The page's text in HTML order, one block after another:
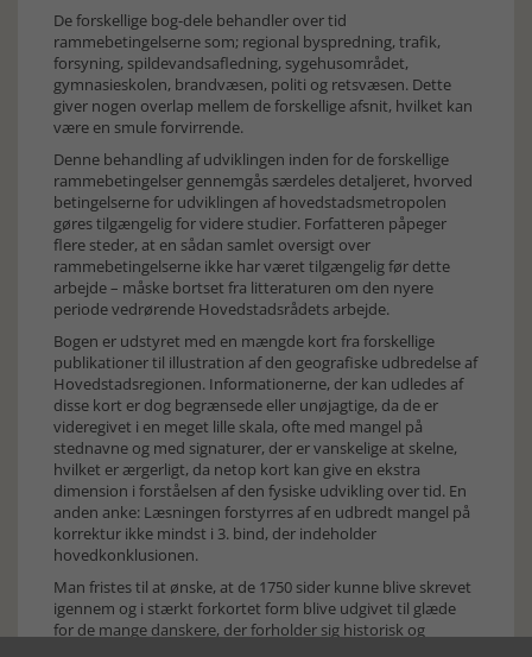
De forskellige bog-dele behandler over tid
rammebetingelserne som; regional byspredning, trafik,
forsyning, spildevandsafledning, sygehusområdet,
gymnasieskolen, brandvæsen, politi og retsvæsen. Dette
giver nogen overlap mellem de forskellige afsnit, hvilket kan
være en smule forvirrende.
Denne behandling af udviklingen inden for de forskellige
rammebetingelser gennemgås særdeles detaljeret, hvorved
betingelserne for udviklingen af hovedstadsmetropolen
gøres tilgængelig for videre studier. Forfatteren påpeger
flere steder, at en sådan samlet oversigt over
rammebetingelserne ikke har været tilgængelig før dette
arbejde – måske bortset fra litteraturen om den nyere
periode vedrørende Hovedstadsrådets arbejde.
Bogen er udstyret med en mængde kort fra forskellige
publikationer til illustration af den geografiske udbredelse af
Hovedstadsregionen. Informationerne, der kan udledes af
disse kort er dog begrænsede eller unøjagtige, da de er
videregivet i en meget lille skala, ofte med mangel på
stednavne og med signaturer, der er vanskelige at skelne,
hvilket er ærgerligt, da netop kort kan give en ekstra
dimension i forståelsen af den fysiske udvikling over tid. En
anden anke: Læsningen forstyrres af en udbredt mangel på
korrektur ikke mindst i 3. bind, der indeholder
hovedkonklusionen.
Man fristes til at ønske, at de 1750 sider kunne blive skrevet
igennem og i stærkt forkortet form blive udgivet til glæde
for de mange danskere, der forholder sig historisk og